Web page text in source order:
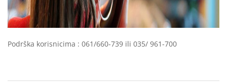
Podrška korisnicima : 061/660-739 ili 035/ 961-700